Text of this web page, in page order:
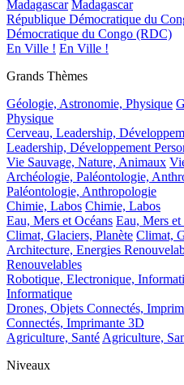
Madagascar Madagascar
République Démocratique du
Démocratique du Congo (RDC)
En Ville ! En Ville !
Grands Thèmes
Géologie, Astronomie, Physique
Physique
Cerveau, Leadership,
Leadership, Développement
Vie Sauvage, Nature, Animaux
Archéologie, Paléontologie,
Paléontologie, Anthropologie
Chimie, Labos Chimie, Labos
Eau, Mers et Océans Eau, Mers et
Climat, Glaciers, Planète Climat,
Architecture, Energies
Renouvelables
Robotique, Electronique,
Informatique
Drones, Objets Connectés,
Connectés, Imprimante 3D
Agriculture, SantéAgriculture,
Niveaux